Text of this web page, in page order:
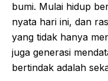
bumi. Mulai hidup
nyata hari ini, dan
yang tidak hanya
juga generasi
bertindak adalah